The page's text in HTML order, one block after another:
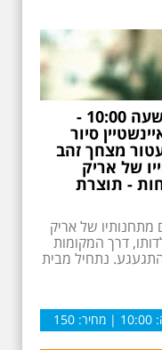
19.6.2026 יום שישי בבוקר בשעה 10:00 -
סיור
עטור מצחך זהב
של אריק
- תוצרת
מתחנותיו של אריק
דרך המקומות
נתחיל מבית
יום שישי | 19/06/2026 | שעת יציאה: 10:00 | מחיר: 150